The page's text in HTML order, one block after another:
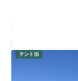
テント泊